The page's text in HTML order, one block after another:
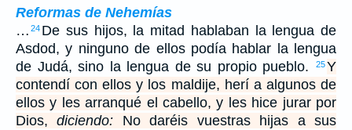
Reformas de Nehemías
… 24 De sus hijos, la mitad hablaban la lengua de
Asdod, y ninguno de ellos podía hablar la lengua
de Judá, sino la lengua de su propio pueblo.
25Y
contendí con ellos y los maldije, herí a algunos de
ellos y les arranqué el cabello, y les hice jurar por
Dios,diciendo: No daréis vuestras hijas a sus